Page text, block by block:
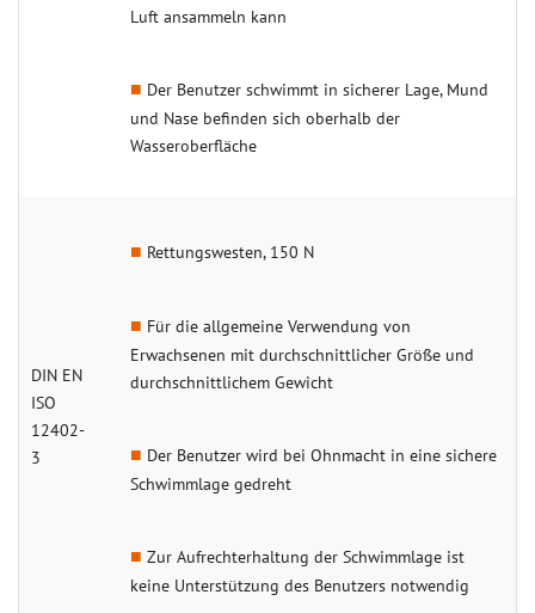
Luft ansammeln kann
Der Benutzer schwimmt in sicherer Lage, Mund
und Nase befinden sich oberhalb der
Wasseroberfläche
DIN EN
ISO
12402-
3
Rettungswesten, 150 N
Für die allgemeine Verwendung von
Erwachsenen mit durchschnittlicher Größe und
durchschnittlichem Gewicht
Der Benutzer wird bei Ohnmacht in eine sichere
Schwimmlage gedreht
Zur Aufrechterhaltung der Schwimmlage ist
keine Unterstützung des Benutzers notwendig